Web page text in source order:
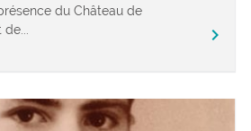
du Château de
chevron_right